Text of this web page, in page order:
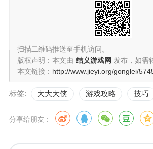
扫描二维码推送至手机访问。
版权声明：本文由 结义游戏网 发布，如需
本文链接： http://www.jieyi.org/gonglei/
标签: 大大大侠 游戏攻略 技巧
分享给朋友：